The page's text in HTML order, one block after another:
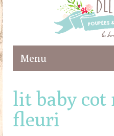
Menu
Maileg
Poupées
lit baby cot
fleuri